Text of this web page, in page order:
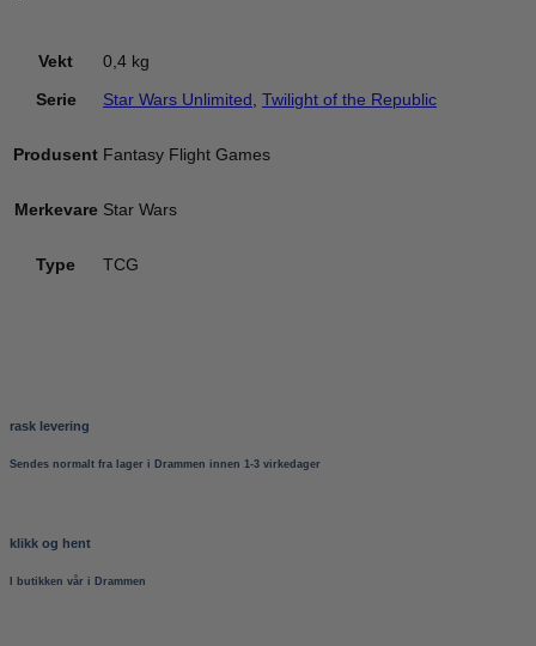
Vekt 0,4 kg
Serie Star Wars Unlimited , Twilight of the Republic
Produsent Fantasy Flight Games
Merkevare Star Wars
Type TCG
rask levering
Sendes normalt fra lager i Drammen innen 1-3 virkedager
klikk og hent
I butikken vår i Drammen